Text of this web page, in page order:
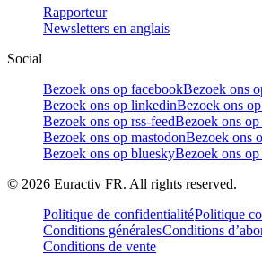
Rapporteur
Newsletters en anglais
Social
Bezoek ons op facebookBezoek ons
Bezoek ons op linkedinBezoek ons
Bezoek ons op rss-feedBezoek ons
Bezoek ons op mastodonBezoek ons
Bezoek ons op blueskyBezoek ons op
© 2026 Euractiv FR. All rights reserved.
Politique de confidentialitéPolitique
Conditions généralesConditions
Conditions de vente